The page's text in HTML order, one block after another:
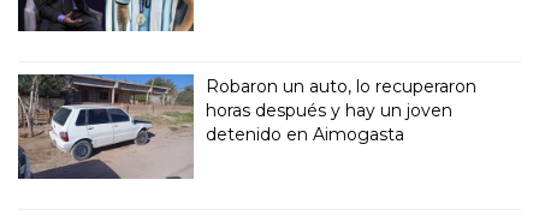
Robaron un auto, lo recuperaron
horas después y hay un joven
detenido en Aimogasta